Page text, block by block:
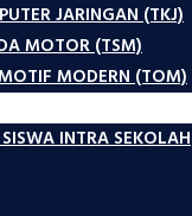
JARINGAN (TKJ)
MOTOR (TSM)
MODERN (TOM)
INTRA SEKOLAH